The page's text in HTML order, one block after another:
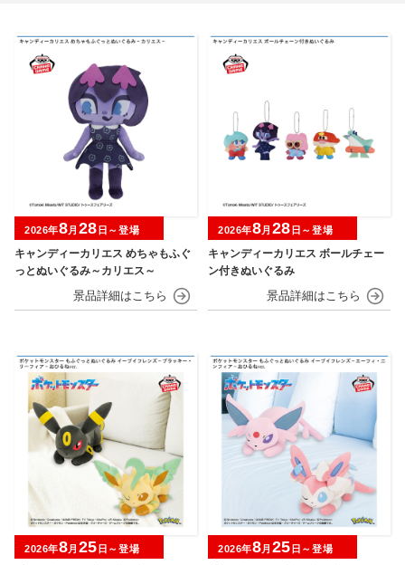
キャンディーカリエス めちゃもふぐ
っとぬいぐるみ～カリエス～
2026年8月 28 日～登場
キャンディーカリエス ボールチェー
ン付きぬいぐるみ
2026年8月 28 日～登場
2026年8月 25 日～登場 2026年8月 25 日～登場